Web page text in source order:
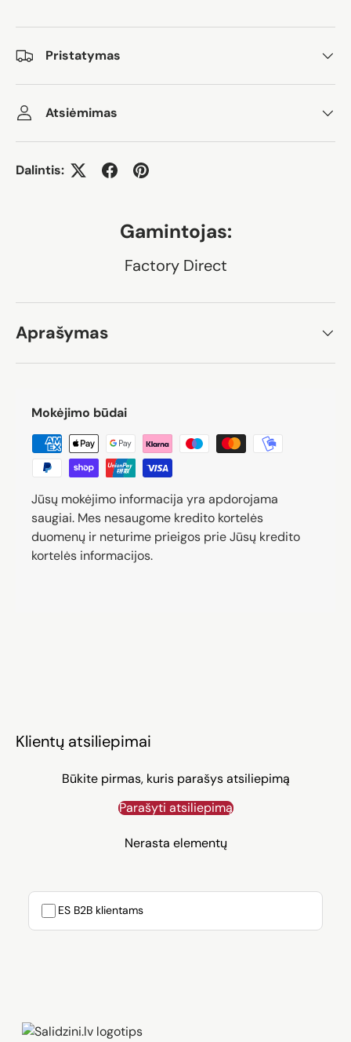
Pristatymas
Atsiėmimas
Dalintis:
Gamintojas:
Factory Direct
Aprašymas
Mokėjimo būdai
Jūsų mokėjimo informacija yra apdorojama
saugiai. Mes nesaugome kredito kortelės
duomenų ir neturime prieigos prie Jūsų kredito
kortelės informacijos.
Klientų atsiliepimai
Būkite pirmas, kuris parašys atsiliepimą
Parašyti atsiliepimą
Nerasta elementų
ES B2B klientams
Zāģi, iPhone, Dyson, Mobilie